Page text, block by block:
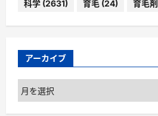
科学 (2631) 育毛 (24) 育毛剤
アーカイブ
ア
ー
カ